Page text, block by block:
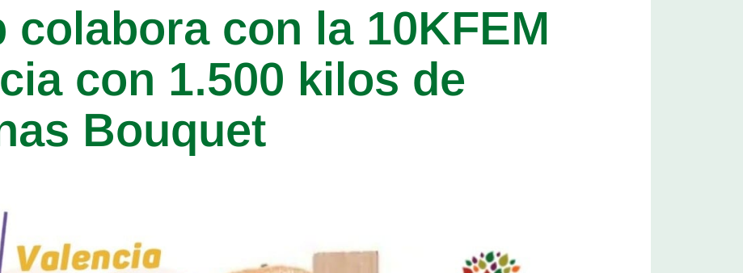
colabora con la 10KFEM
con 1.500 kilos de
Bouquet